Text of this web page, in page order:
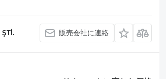
ŞTİ. 販売会社に連絡